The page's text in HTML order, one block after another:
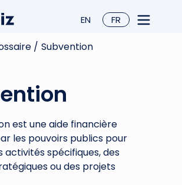
FR
EN
/ Subvention
est une aide financière
les pouvoirs publics pour
activités spécifiques, des
ou des projets